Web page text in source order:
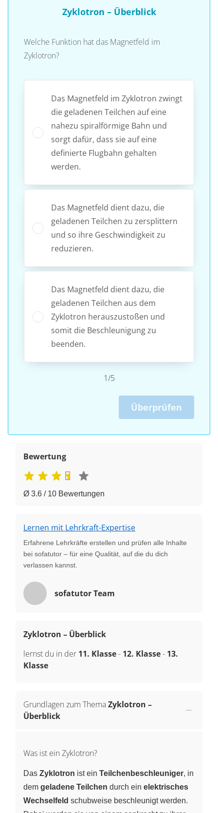
Zyklotron – Überblick
Welche Funktion hat das Magnetfeld im
Zyklotron?
Das Magnetfeld im Zyklotron zwingt
die geladenen Teilchen auf eine
nahezu spiralförmige Bahn und
sorgt dafür, dass sie auf eine
definierte Flugbahn gehalten
werden.
Das Magnetfeld dient dazu, die
geladenen Teilchen zu zersplittern
und so ihre Geschwindigkeit zu
reduzieren.
Das Magnetfeld dient dazu, die
geladenen Teilchen aus dem
Zyklotron herauszustoßen und
somit die Beschleunigung zu
beenden.
1/5
Überprüfen
Bewertung
Ø 3.6 / 10 Bewertungen
Lernen mit Lehrkraft-Expertise
Erfahrene Lehrkräfte erstellen und prüfen alle Inhalte
bei sofatutor – für eine Qualität, auf die du dich
verlassen kannst.
sofatutor Team
Zyklotron – Überblick
lernst du in der 11. Klasse- 12. Klasse- 13.
Klasse
Grundlagen zum ThemaZyklotron –
Überblick
Was ist ein Zyklotron?
Das Zyklotron ist ein Teilchenbeschleuniger, in
dem geladene Teilchen durch ein elektrisches
Wechselfeld schubweise beschleunigt werden.